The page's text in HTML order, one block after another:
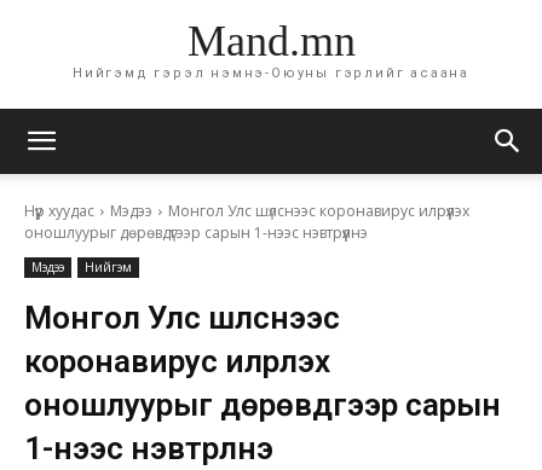
Mand.mn
Нийгэмд гэрэл нэмнэ-Оюуны гэрлийг асаана
Нүүр хуудас Мэдээ
Монгол Улс шүлснээс коронавирус илрүүлэх
оношлуурыг дөрөвдүгээр сарын 1-нээс нэвтрүүлнэ
Мэдээ Нийгэм
Монгол Улс шүлснээс
коронавирус илрүүлэх
оношлуурыг дөрөвдүгээр сарын
1-нээс нэвтрүүлнэ